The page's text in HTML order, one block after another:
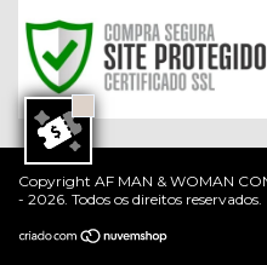
Copyright AF MAN & WOMAN
- 2026. Todos os direitos reservados.